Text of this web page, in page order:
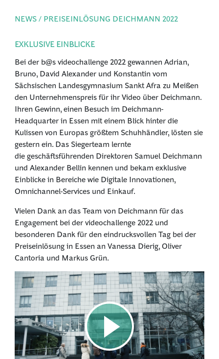
NEWS / PREISEINLÖSUNG DEICHMANN 2022
EXKLUSIVE EINBLICKE
Bei der b@s videochallenge 2022 gewannen Adrian,
Bruno, David Alexander und Konstantin vom
Sächsischen Landesgymnasium Sankt Afra zu Meißen
den Unternehmenspreis für ihr Video über Deichmann.
Ihren Gewinn, einen Besuch im Deichmann-
Headquarter in Essen mit einem Blick hinter die
Kulissen von Europas größtem Schuhhändler, lösten sie
gestern ein. Das Siegerteam lernte
die geschäftsführenden Direktoren Samuel Deichmann
und Alexander Bellin kennen und bekam exklusive
Einblicke in Bereiche wie Digitale Innovationen,
Omnichannel-Services und Einkauf.
Vielen Dank an das Team von Deichmann für das
Engagement bei der videochallenge 2022 und
besonderen Dank für den eindrucksvollen Tag bei der
Preiseinlösung in Essen an Vanessa Dierig, Oliver
Cantoria und Markus Grün.